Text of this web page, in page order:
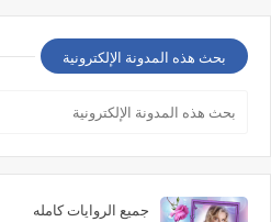
بحث هذه المدونة الإلكترونية
جميع الروايات كامله